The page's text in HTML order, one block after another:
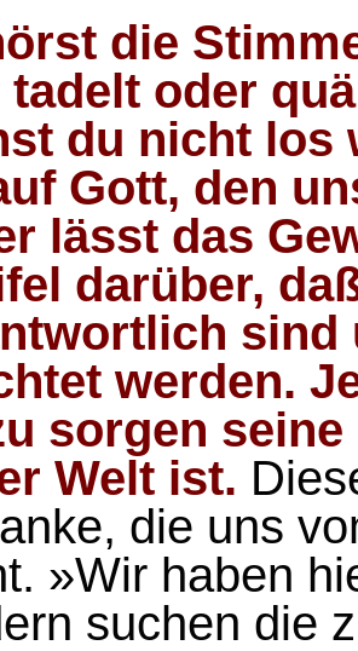
die
tadelt oder
du nicht los
Gott, den
lässt das
darüber,
sind
werden.
sorgen
Welt ist.
die uns
»Wir haben
suchen die